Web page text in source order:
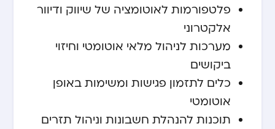
פלטפורמות לאוטומציה של שיווק ודיוור
אלקטרוני
מערכות לניהול מלאי אוטומטי וחיזוי
ביקושים
כלים לתזמון פגישות ומשימות באופן
אוטומטי
תוכנות להנהלת חשבונות וניהול תזרים